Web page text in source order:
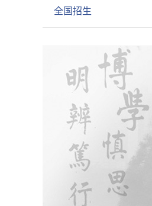
全国招生